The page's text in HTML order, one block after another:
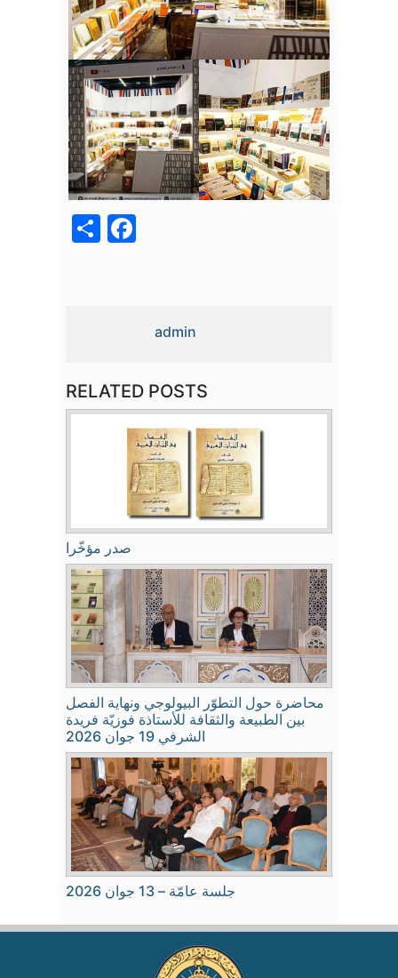
admin
RELATED POSTS
صدر مؤخّرا
محاضرة حول التطوّر البيولوجي ونهاية الفصل
بين الطبيعة والثقافة للأستاذة فوزيّة فريدة
الشرفي 19 جوان 2026
جلسة عامّة – 13 جوان 2026